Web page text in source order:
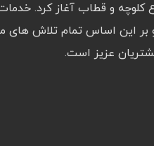
کلوچه و قطاب آغاز کرد.
این اساس تمام تلاش های
عزیز است.